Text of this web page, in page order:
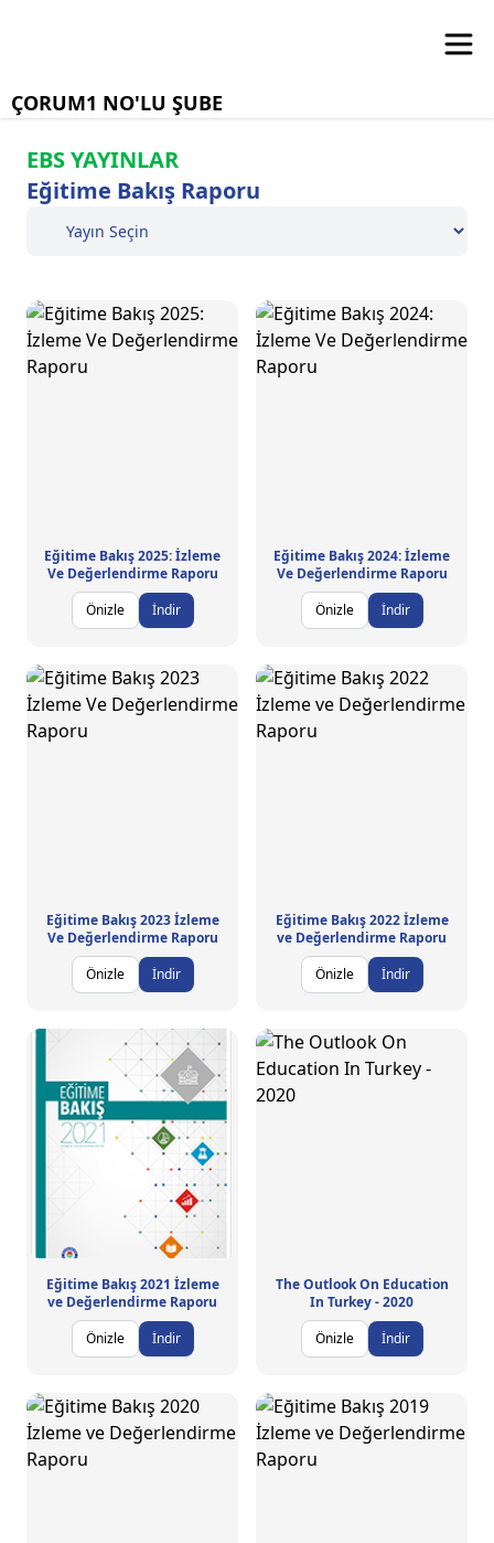
ÇORUM1 NO'LU ŞUBE
EBS YAYINLAR
Eğitime Bakış Raporu
Eğitime Bakış 2025: İzleme
Ve Değerlendirme Raporu
Önizle
İndir
Eğitime Bakış 2024: İzleme
Ve Değerlendirme Raporu
Önizle
İndir
Eğitime Bakış 2023 İzleme
Ve Değerlendirme Raporu
Önizle
İndir
Eğitime Bakış 2022 İzleme
ve Değerlendirme Raporu
Önizle
İndir
Eğitime Bakış 2021 İzleme
ve Değerlendirme Raporu
Önizle
İndir
The Outlook On Education
In Turkey - 2020
Önizle
İndir